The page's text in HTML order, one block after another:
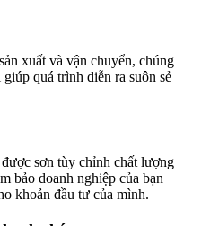
xuất và vận chuyển, chúng
quá trình diễn ra suôn sẻ
sơn tùy chỉnh chất lượng
bảo doanh nghiệp của bạn
khoản đầu tư của mình.